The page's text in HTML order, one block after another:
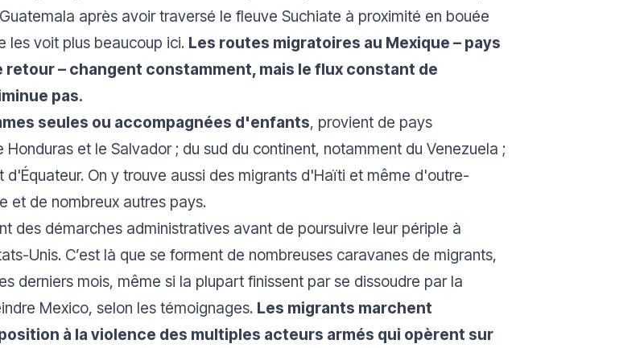
après avoir traversé le fleuve Suchiate à proximité en bouée
les voit plus beaucoup ici. Les routes migratoires au Mexique – pays
– changent constamment, mais le flux constant de
pas.
seules ou accompagnées d'enfants, provient de pays
et le Salvador ; du sud du continent, notamment du Venezuela ;
On y trouve aussi des migrants d'Haïti et même d'outre-
et de nombreux autres pays.
des démarches administratives avant de poursuivre leur périple à
Unis. C’est là que se forment de nombreuses caravanes de migrants,
derniers mois, même si la plupart finissent par se dissoudre par la
Mexico, selon les témoignages. Les migrants marchent
à la violence des multiples acteurs armés qui opèrent sur